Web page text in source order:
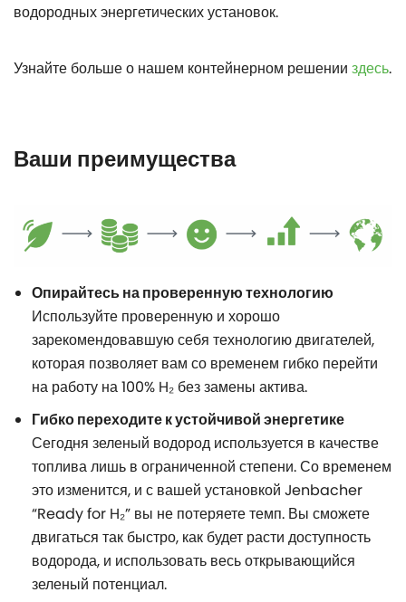
водородных энергетических установок.
Узнайте больше о нашем контейнерном решении здесь.
Ваши преимущества
Опирайтесь на проверенную технологию
Используйте проверенную и хорошо
зарекомендовавшую себя технологию двигателей,
которая позволяет вам со временем гибко перейти
на работу на 100% H₂ без замены актива.
Гибко переходите к устойчивой энергетике
Сегодня зеленый водород используется в качестве
топлива лишь в ограниченной степени. Со временем
это изменится, и с вашей установкой Jenbacher
“Ready for H₂” вы не потеряете темп. Вы сможете
двигаться так быстро, как будет расти доступность
водорода, и использовать весь открывающийся
зеленый потенциал.